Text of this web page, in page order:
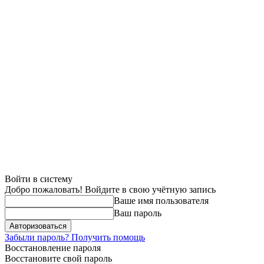
Войти в систему
Добро пожаловать! Войдите в свою учётную запись
Ваше имя пользователя
Ваш пароль
Забыли пароль? Получить помощь
Восстановление пароля
Восстановите свой пароль